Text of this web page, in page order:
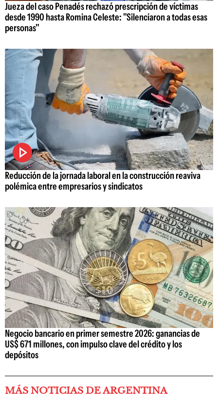
Jueza del caso Penadés rechazó prescripción de víctimas
desde 1990 hasta Romina Celeste: "Silenciaron a todas esas
personas"
Reducción de la jornada laboral en la construcción reaviva
polémica entre empresarios y sindicatos
Negocio bancario en primer semestre 2026: ganancias de
US$ 671 millones, con impulso clave del crédito y los
depósitos
MÁS NOTICIAS DE ARGENTINA